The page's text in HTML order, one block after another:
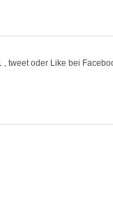
, tweet oder Like bei